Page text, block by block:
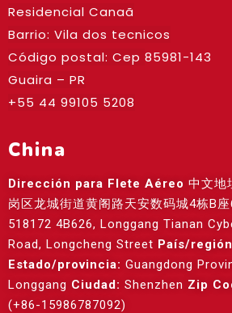
Residencial Canaã
Barrio: Vila dos tecnicos
Código postal: Cep 85981-143
Guaira – PR
+55 44 99105 5208
China
Dirección para Flete Aéreo 中文地
岗区龙城街道黄阁路天安数码城4栋B
518172 4B626, Longgang Tianan
Road, Longcheng Street País/
Estado/provincia: Guangdong
Longgang Ciudad: Shenzhen Zip
(+86-15986787092)